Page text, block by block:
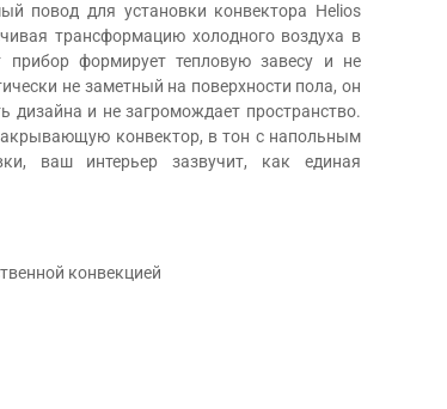
повод для установки конвектора Helios
трансформацию холодного воздуха в
прибор формирует тепловую завесу и не
не заметный на поверхности пола, он
дизайна и не загромождает пространство.
конвектор, в тон с напольным
ваш интерьер зазвучит, как единая
конвекцией